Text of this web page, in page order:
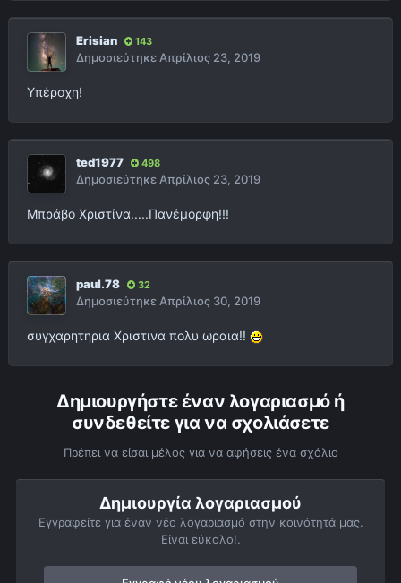
Erisian 143
ΔημοσιεύτηκεΑπρίλιος 23, 2019
Υπέροχη!
ted1977 498
ΔημοσιεύτηκεΑπρίλιος 23, 2019
Μπράβο Χριστίνα.....Πανέμορφη!!!
paul.78 32
ΔημοσιεύτηκεΑπρίλιος 30, 2019
συγχαρητηρια Χριστινα πολυ ωραια!!
Δημιουργήστε έναν λογαριασμό ή
συνδεθείτε για να σχολιάσετε
Πρέπει να είσαι μέλος για να αφήσεις ένα σχόλιο
Δημιουργία λογαριασμού
Εγγραφείτε για έναν νέο λογαριασμό στην κοινότητά μας.
Είναι εύκολο!.